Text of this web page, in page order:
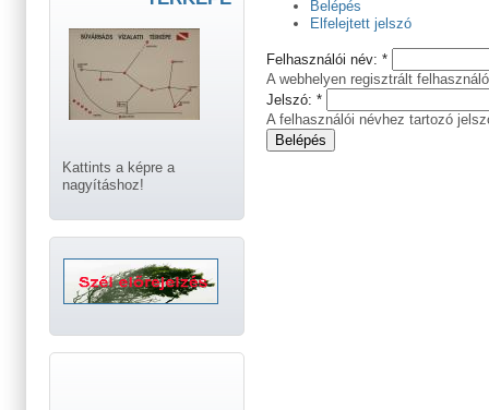
Belépés
Elfelejtett jelszó
Felhasználói név: *
A webhelyen regisztrált
Jelszó: *
A felhasználói névhez tartozó
Kattints a képre a
nagyításhoz!